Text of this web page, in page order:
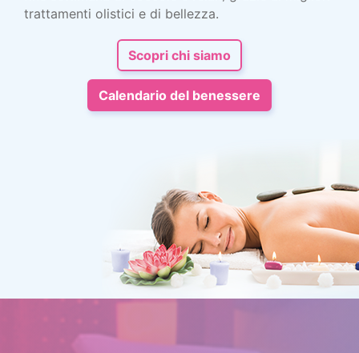
trattamenti olistici e di bellezza.
Scopri chi siamo
Calendario del benessere